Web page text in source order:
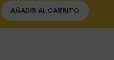
Neon Pink Corta 21.5mm 3
AÑADIR AL CARRITO